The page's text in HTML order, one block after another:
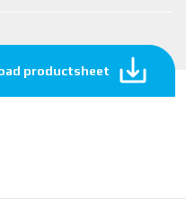
productsheet